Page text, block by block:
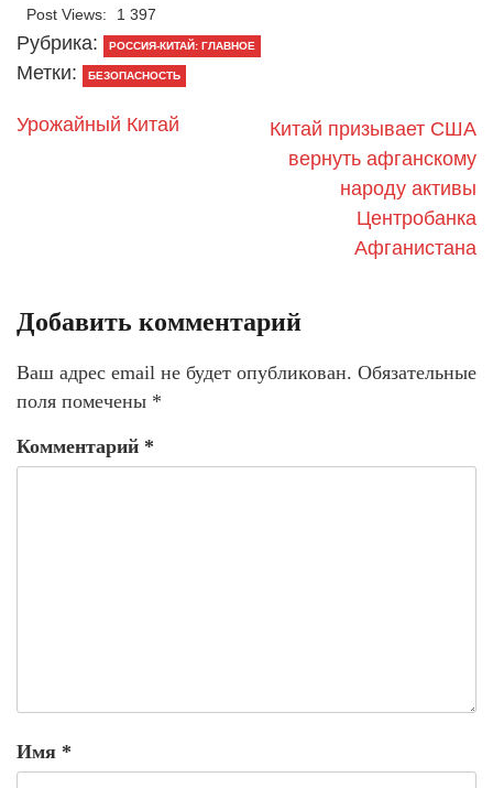
Post Views: 1 397
Рубрика: РОССИЯ-КИТАЙ: ГЛАВНОЕ
Метки: БЕЗОПАСНОСТЬ
Урожайный Китай
Китай призывает США
вернуть афганскому
народу активы
Центробанка
Афганистана
Добавить комментарий
Ваш адрес email не будет опубликован. Обязательные
поля помечены *
Комментарий *
Имя *